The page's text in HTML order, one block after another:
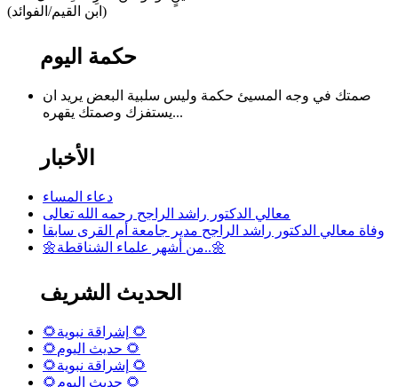
(ابن القيم/الفوائد)
حكمة اليوم
صمتك في وجه المسيئ حكمة وليس سلبية البعض يريد ان
يستفزك وصمتك يقهره...
الأخبار
دعاء المساء
معالي الدكتور راشد الراجح رحمه الله تعالى
وفاة معالي الدكتور راشد الراجح مدير جامعة أم القرى سابقا
🌼من أشهر علماء الشناقطة..🌼
الحديث الشريف
🌻إشراقة نبوية 🌻
🌻حديث اليوم 🌻
🌻إشراقة نبوية 🌻
🌻حديث اليوم 🌻